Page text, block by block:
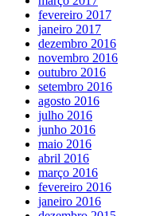
fevereiro 2017
janeiro 2017
dezembro 2016
novembro 2016
outubro 2016
setembro 2016
agosto 2016
julho 2016
junho 2016
maio 2016
abril 2016
março 2016
fevereiro 2016
janeiro 2016